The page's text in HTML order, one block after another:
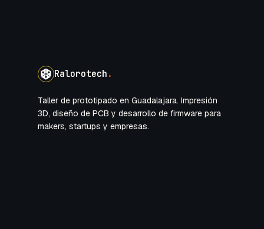
Ralorotech .
Taller de prototipado en Guadalajara. Impresión
3D, diseño de PCB y desarrollo de firmware para
makers, startups y empresas.